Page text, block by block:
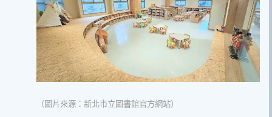
（圖片來源：新北市立圖書館官方網站）